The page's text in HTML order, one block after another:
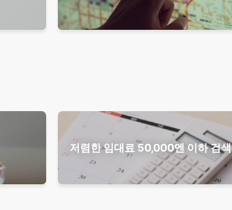
저렴한 임대료 50,000엔 이하 검색